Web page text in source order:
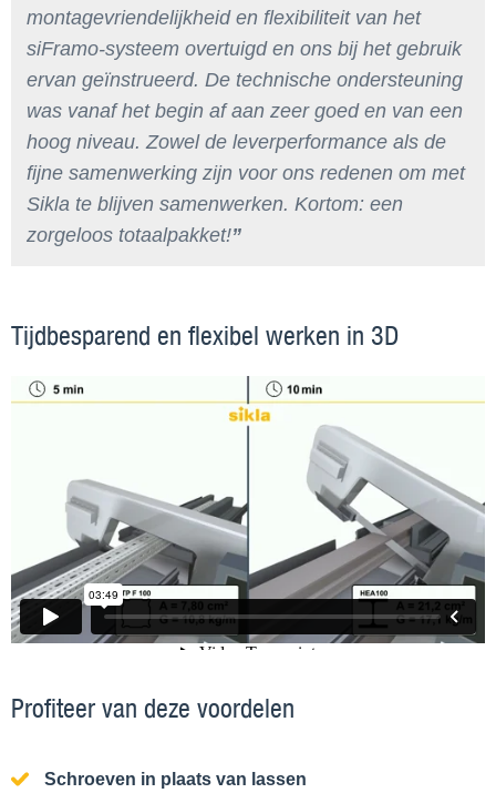
montagevriendelijkheid en flexibiliteit van het
siFramo-systeem overtuigd en ons bij het gebruik
ervan geïnstrueerd. De technische ondersteuning
was vanaf het begin af aan zeer goed en van een
hoog niveau. Zowel de leverperformance als de
fijne samenwerking zijn voor ons redenen om met
Sikla te blijven samenwerken. Kortom: een
zorgeloos totaalpakket!
Tijdbesparend en flexibel werken in 3D
Profiteer van deze voordelen
Schroeven in plaats van lassen